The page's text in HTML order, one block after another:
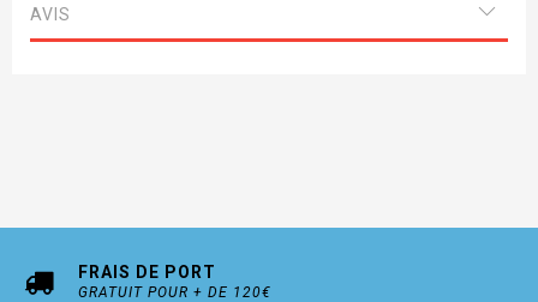
Calcul pour barre stabilisatrice
AVIS
FRAIS DE PORT
GRATUIT POUR + DE 120€